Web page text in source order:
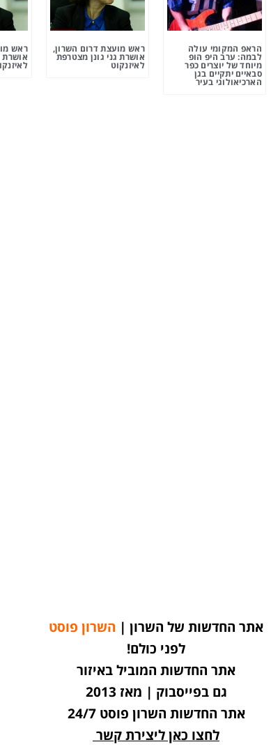
הראפ המקומי עולה
לבמה: ערב היפ הופ
מיוחד של יוצרים כפר
סבאיים יתקיים בגן
הארכיאולוגי בעיר
ראש מועצת דרום השרון,
אושרת גני גונן מצטרפת
לאיזנקוט
ראש
אושרת
אתר החדשות של השרון | השרון פוסט
לפני כולם!
אתר החדשות המוביל באיזור
גם בפייסבוק | מאז 2013
אתר החדשות השרון פוסט 24/7
לחצו כאן ליצירת קשר